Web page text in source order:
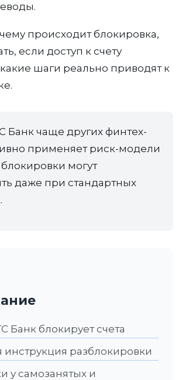
происходит блокировка,
если доступ к счету
шаги реально приводят к
Банк чаще других финтех-
применяет риск-модели
могут
даже при стандартных
Банк блокирует счета
инструкция разблокировки
у самозанятых и